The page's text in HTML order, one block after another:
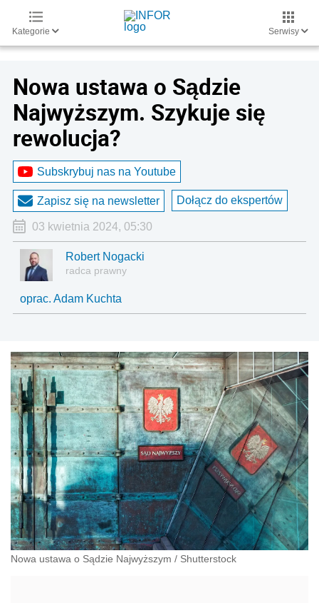
Kategorie Serwisy
Nowa ustawa o Sądzie
Najwyższym. Szykuje się
rewolucja?
Subskrybuj nas na Youtube
Zapisz się na newsletter Dołącz do ekspertów
03 kwietnia 2024, 05:30
Robert Nogacki
radca prawny
oprac. Adam Kuchta
Nowa ustawa o Sądzie Najwyższym / Shutterstock